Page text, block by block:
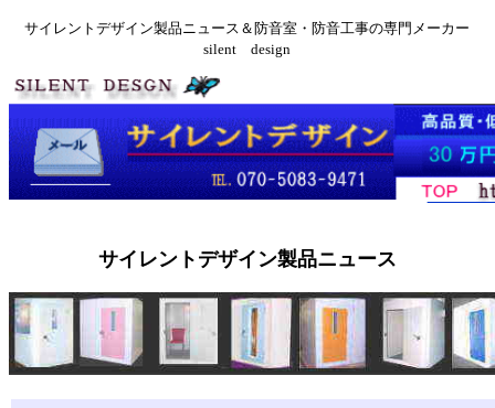
サイレントデザイン製品ニュース＆防音室・防音工事の専門メーカー
silent design
サイレントデザイン製品ニュース